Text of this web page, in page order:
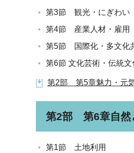
第3節 観光・にぎわい
第4節 産業人材・雇用
第5節 国際化・多文化
第6節 文化芸術・伝統文
第2部 第5章魅力・元
第2部 第6章自然
第1節 土地利用